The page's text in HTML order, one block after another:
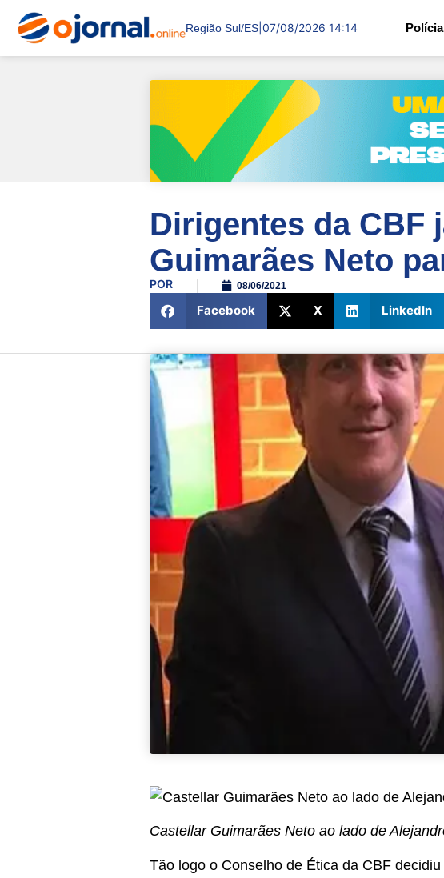
Região Sul/ES 07/08/2026 14:14 Polícia
Dirigentes da CBF
Guimarães Neto
POR 08/06/2021
Facebook X LinkedIn
Castellar Guimarães Neto ao lado de
Tão logo o Conselho de Ética da CBF